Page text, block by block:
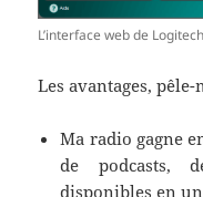
L’interface web de
Les avantages, pêle-
Ma radio gagne
de podcasts,
disponibles en